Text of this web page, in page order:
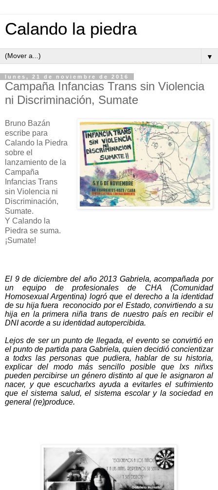
Calando la piedra
▼
lunes, 21 de noviembre de 2016
Campaña Infancias Trans sin Violencia
ni Discriminación, Sumate
Bruno Bazán
escribe para
Calando la Piedra
sobre el
lanzamiento de la
Campaña
Infancias Trans
sin Violencia ni
Discriminación,
Sumate.
Y Calando la
Piedra se suma.
¡Sumate!
El 9 de diciembre del año 2013 Gabriela, acompañada por
un equipo de profesionales de CHA (Comunidad
Homosexual Argentina) logró que el derecho a la identidad
de su hija fuera reconocido por el Estado, convirtiendo a su
hija en la primera niña trans de nuestro país en recibir el
DNI acorde a su identidad autopercibida.
Lejos de ser un punto de llegada, el evento se convirtió en
el punto de partida para Gabriela, quien decidió concientizar
a todxs las personas que pudiera, hablar de su historia,
explicar del modo más sencillo posible que lxs niñxs
pueden percibirse un género distinto al que le asignaron al
nacer, y que escucharlxs ayuda a evitarles el sufrimiento
que el sistema salud, el sistema escolar y la sociedad en
general (re)produce.